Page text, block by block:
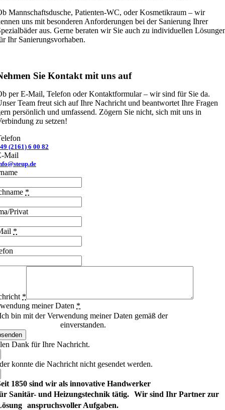
Mannschaftsdusche, Patienten-WC, oder Kosmetikraum – wir
uns mit besonderen Anforderungen bei der Sanierung Ihrer
aus. Gerne beraten wir Sie auch zu individuellen
Ihr Sanierungsvorhaben.
Sie Kontakt mit uns auf
per E-Mail, Telefon oder Kontaktformular – wir sind für Sie da.
Team freut sich auf Ihre Nachricht und beantwortet Ihre Fragen
persönlich und umfassend. Zögern Sie nicht, sich mit uns in
zu setzen!
(2161) 6 00 82
Mail
*
Privat
*
*
meiner Daten *
bin mit der Verwendung meiner Daten gemäß der
einverstanden.
Dank für Ihre Nachricht.
konnte die Nachricht nicht gesendet werden.
1850 sind wir als innovative Handwerker
Sanitär- und Heizungstechnik tätig. Wir sind Ihr Partner zur
anspruchsvoller Aufgaben.